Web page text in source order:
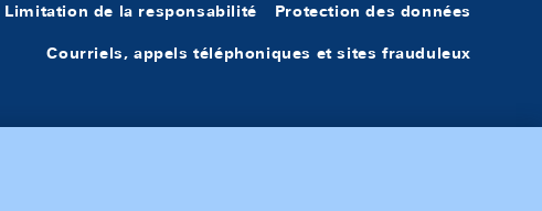
Limitation de la responsabilité Protection des données
Courriels, appels téléphoniques et sites frauduleux